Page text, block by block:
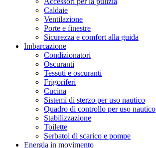
Caldaie
Ventilazione
Porte e finestre
Sicurezza e comfort alla guida
Imbarcazione
Condizionatori
Oscuranti
Tessuti e oscuranti
Frigoriferi
Cucina
Sistemi di sterzo per uso nautico
Quadro di controllo per uso nautico
Stabilizzazione
Toilette
Serbatoi di scarico e pompe
Energia in movimento